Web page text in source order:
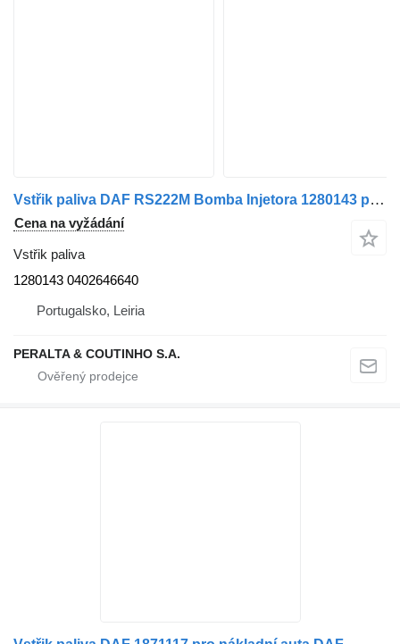
Vstřik paliva DAF RS222M Bomba Injetora 1280143 pro nákladní auta DAF
Cena na vyžádání
Vstřik paliva
1280143 0402646640
Portugalsko, Leiria
PERALTA & COUTINHO S.A.